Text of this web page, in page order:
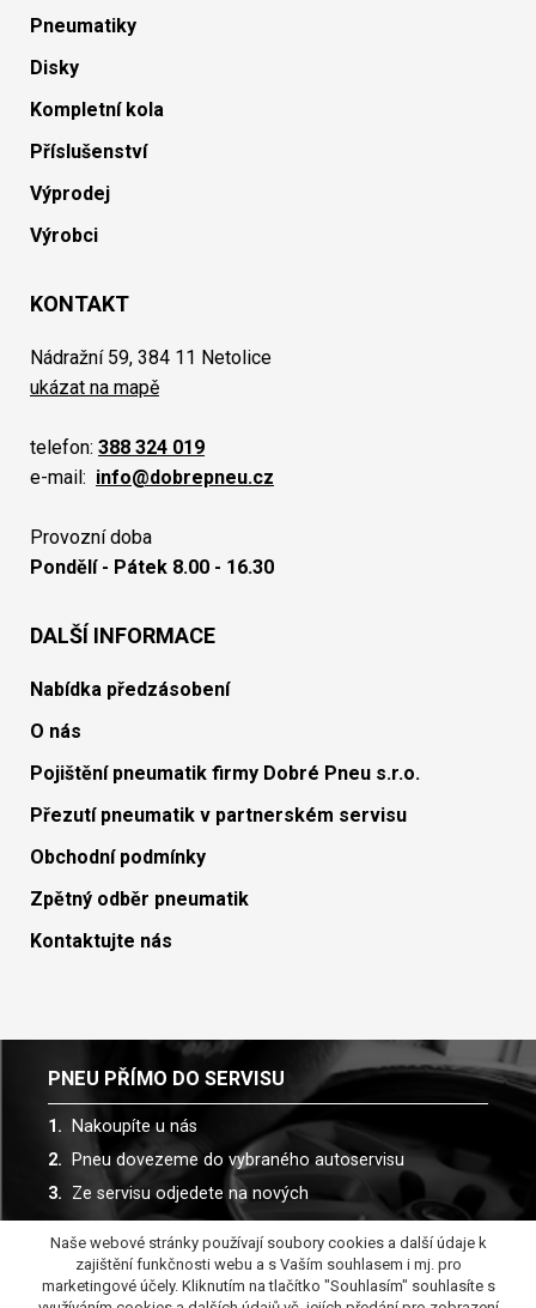
Pneumatiky
Disky
Kompletní kola
Příslušenství
Výprodej
Výrobci
KONTAKT
Nádražní 59, 384 11 Netolice
ukázat na mapě
telefon: 388 324 019
e-mail: info@dobrepneu.cz
Provozní doba
Pondělí - Pátek 8.00 - 16.30
DALŠÍ INFORMACE
Nabídka předzásobení
O nás
Pojištění pneumatik firmy Dobré Pneu s.r.o.
Přezutí pneumatik v partnerském servisu
Obchodní podmínky
Zpětný odběr pneumatik
Kontaktujte nás
PNEU PŘÍMO DO SERVISU
Nakoupíte u nás
Pneu dovezeme do vybraného autoservisu
Ze servisu odjedete na nových
Spolupracujeme s více než 30 autoservisy
Naše webové stránky používají soubory cookies a další údaje k
zajištění funkčnosti webu a s Vaším souhlasem i mj. pro
marketingové účely. Kliknutím na tlačítko "Souhlasím" souhlasíte s